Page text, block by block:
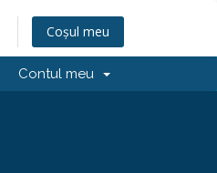
Coșul meu
Contul meu